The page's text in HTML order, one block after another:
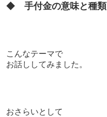
◆ 手付金の意味と種類
こんなテーマで
お話ししてみました。
おさらいとして